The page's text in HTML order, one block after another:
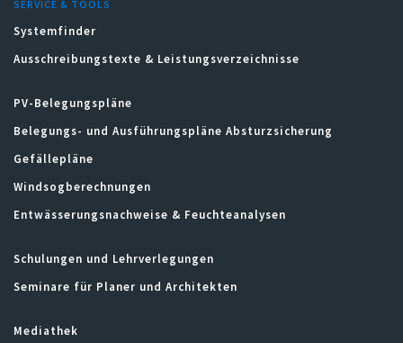
SERVICE & TOOLS
Systemfinder
Ausschreibungstexte & Leistungsverzeichnisse
PV-Belegungspläne
Belegungs- und Ausführungspläne Absturzsicherung
Gefällepläne
Windsogberechnungen
Entwässerungsnachweise & Feuchteanalysen
Schulungen und Lehrverlegungen
Seminare für Planer und Architekten
Mediathek